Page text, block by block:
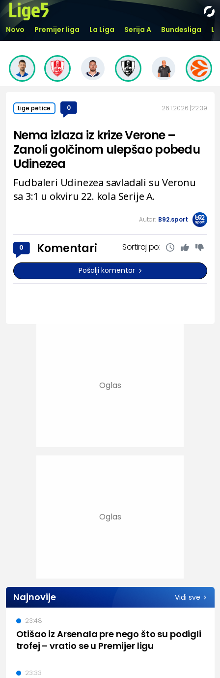
Novo Premijer liga La Liga Serija A Bundesliga
Lige petice 0 26.1.2026. 22:39
Nema izlaza iz krize Verone –
Zanoli golčinom ulepšao pobedu
Udinezea
Fudbaleri Udinezea savladali su Veronu
sa 3:1 u okviru 22. kola Serije A.
Autor: B92.sport
0 Komentari Sortiraj po:
Pošalji komentar
Najnovije Vidi sve
Otišao iz Arsenala pre nego što su podigli
trofej – vratio se u Premijer ligu
23:48
23:33